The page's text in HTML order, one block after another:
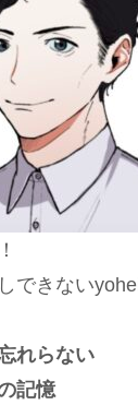
できないyohei
れらない
記憶